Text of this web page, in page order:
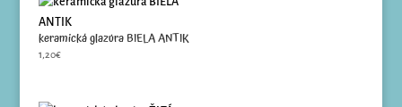
keramická glazúra BIELA ANTIK
1,20€